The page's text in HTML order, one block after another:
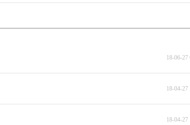
18-06-27
18-04-27
18-04-27